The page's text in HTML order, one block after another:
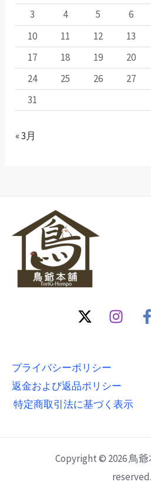
3
4 5 6
10
11 12 13
17
18 19 20
24
25 26 27
31
« 3月
プライバシーポリシー
返金および返品ポリシー
特定商取引法に基づく表示
Copyright © 2026 鳥
reserved.